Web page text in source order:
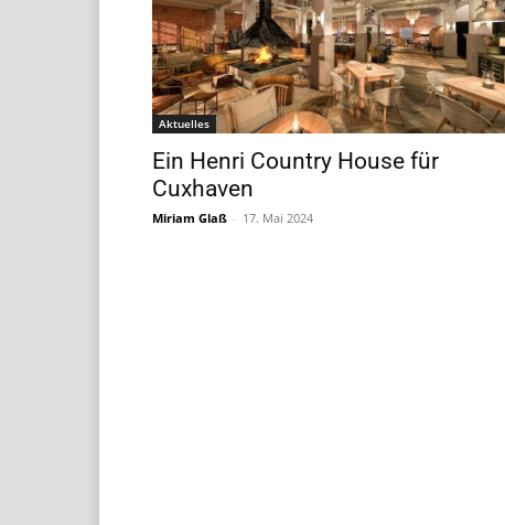
Aktuelles
Ein Henri Country House für
Cuxhaven
Miriam Glaß - 17. Mai 2024